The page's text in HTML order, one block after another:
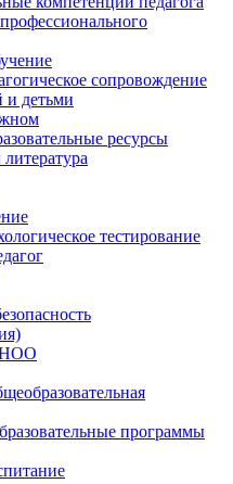
сопровождение
и детьми
ресурсы
тестирование
программы